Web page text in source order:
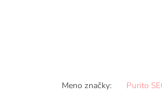
Meno značky: Purito